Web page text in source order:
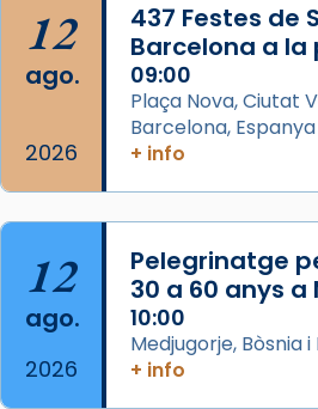
Foto
View on Facebook · Share
12
ago.
2026
437 Festes de
Barcelona a la
09:00
Plaça Nova, Ciutat
Barcelona, Espanya
+ info
12
ago.
2026
Pelegrinatge
30 a 60 anys a
10:00
Medjugorje, Bòsnia
+ info